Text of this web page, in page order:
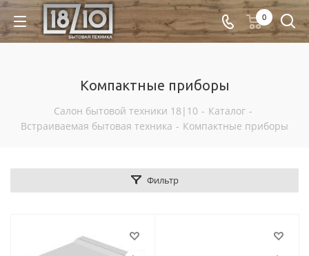
0
Компактные приборы
Салон бытовой техники 18|10 - Каталог -
Встраиваемая бытовая техника - Компактные приборы
Фильтр